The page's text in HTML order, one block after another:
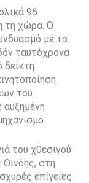
96
τη χώρα. Ο
με το
ταυτόχρονα
δείκτη
του
του χθεσινού
στη
επίγειες